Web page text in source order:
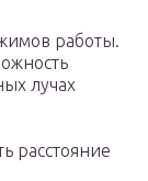
работы.
лучах
расстояние